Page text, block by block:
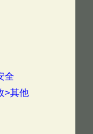
全
>其他